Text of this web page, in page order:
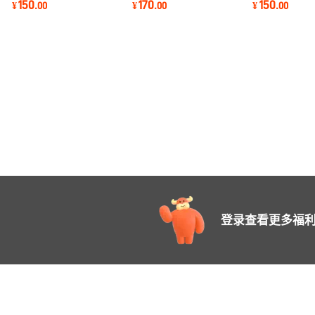
用钛针碟
¥150.00
硝酸专用钛桶
¥170.00
TA2钛桶批发
¥150.00
登录查看更多福